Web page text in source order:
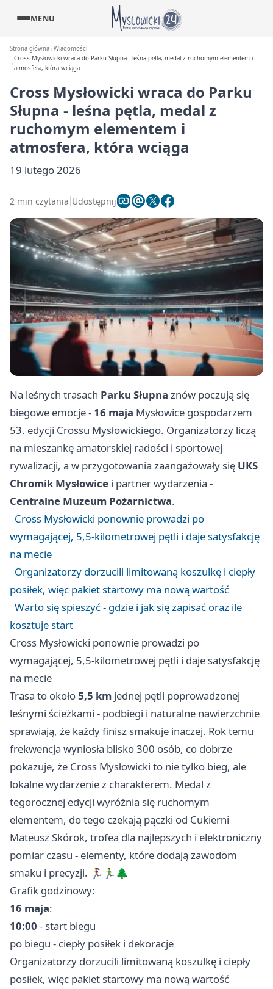
MENU
Strona główna Wiadomości
Cross Mysłowicki wraca do Parku Słupna - leśna pętla, medal z ruchomym elementem i
atmosfera, która wciąga
Cross Mysłowicki wraca do Parku
Słupna - leśna pętla, medal z
ruchomym elementem i
atmosfera, która wciąga
19 lutego 2026
2 min czytania Udostępnij
Na leśnych trasach Parku Słupna znów poczują się
biegowe emocje - 16 maja Mysłowice gospodarzem
53. edycji Crossu Mysłowickiego. Organizatorzy liczą
na mieszankę amatorskiej radości i sportowej
rywalizacji, a w przygotowania zaangażowały się UKS
Chromik Mysłowice i partner wydarzenia -
Centralne Muzeum Pożarnictwa.
Cross Mysłowicki ponownie prowadzi po
wymagającej, 5,5-kilometrowej pętli i daje satysfakcję
na mecie
Organizatorzy dorzucili limitowaną koszulkę i ciepły
posiłek, więc pakiet startowy ma nową wartość
Warto się spieszyć - gdzie i jak się zapisać oraz ile
kosztuje start
Cross Mysłowicki ponownie prowadzi po
wymagającej, 5,5-kilometrowej pętli i daje satysfakcję
na mecie
Trasa to około5,5 km jednej pętli poprowadzonej
leśnymi ścieżkami - podbiegi i naturalne nawierzchnie
sprawiają, że każdy finisz smakuje inaczej. Rok temu
frekwencja wyniosła blisko 300 osób, co dobrze
pokazuje, że Cross Mysłowicki to nie tylko bieg, ale
lokalne wydarzenie z charakterem. Medal z
tegorocznej edycji wyróżnia się ruchomym
elementem, do tego czekają pączki od Cukierni
Mateusz Skórok, trofea dla najlepszych i elektroniczny
pomiar czasu - elementy, które dodają zawodom
smaku i precyzji. 🏃‍♀️🏃‍♂️🌲
Grafik godzinowy:
16 maja:
10:00 - start biegu
po biegu - ciepły posiłek i dekoracje
Organizatorzy dorzucili limitowaną koszulkę i ciepły
posiłek, więc pakiet startowy ma nową wartość